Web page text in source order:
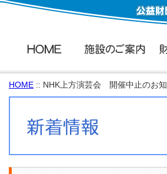
HOME :: NHK上方演芸会 開催中止のお